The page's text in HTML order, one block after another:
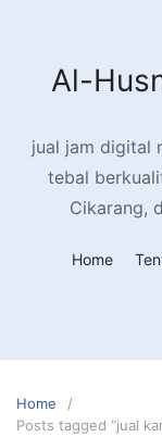
Al-
jual jam digital
tebal
Cikarang,
Home
Home
Posts tagged “jual